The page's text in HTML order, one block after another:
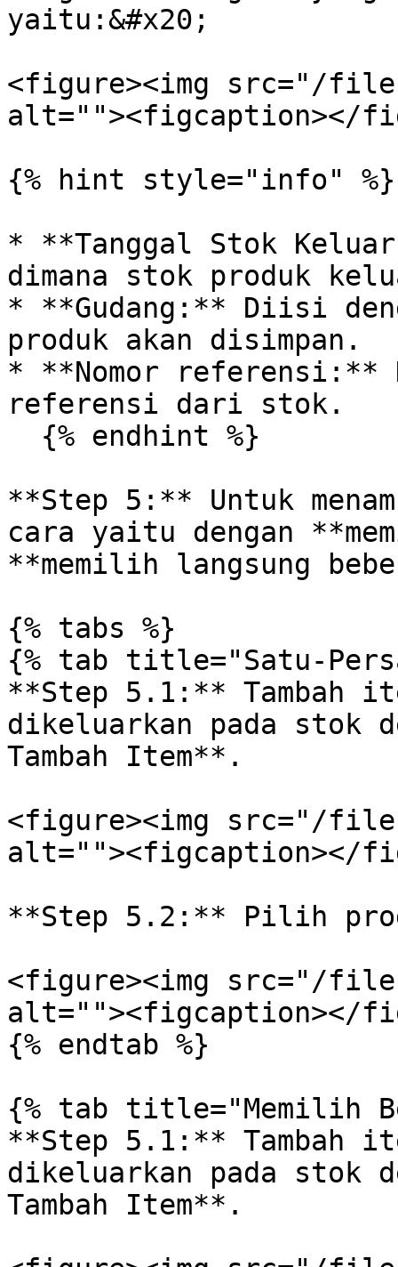
yaitu:&#x20;
<figure><img src="/files/
alt=""><figcaption></
{% hint style="info" %}
* **Tanggal Stok
dimana stok produk
* **Gudang:** Diisi
produk akan disimpan.
* **Nomor referensi:**
referensi dari stok.
**Step 5:** Untuk
cara yaitu dengan
**memilih langsung
{% tabs %}
{% tab title="Satu-
**Step 5.1:** Tambah
dikeluarkan pada stok
Tambah Item**.
<figure><img src="/files/
alt=""><figcaption></
**Step 5.2:** Pilih
<figure><img src="/files/
alt=""><figcaption></
{% endtab %}
{% tab title="Memilih
**Step 5.1:** Tambah
dikeluarkan pada stok
Tambah Item**.